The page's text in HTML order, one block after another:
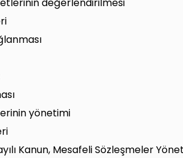
yönetimi
Kanun, Mesafeli Sözleşmeler